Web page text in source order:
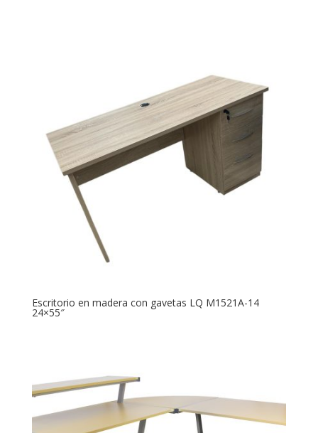
Escritorio en madera con gavetas LQ M1521A-14
24×55″